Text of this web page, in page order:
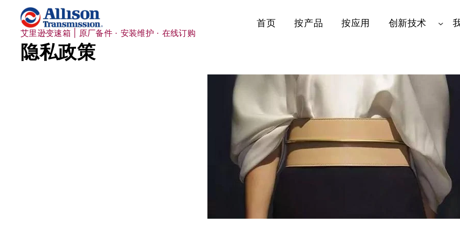
艾里逊变速箱 | 原厂备件 · 安装维护 · 在线订购
首页 按产品 按应用 创新技术
隐私政策